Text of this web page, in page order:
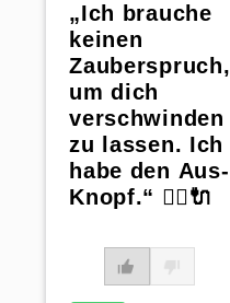
„Ich brauche
keinen
Zauberspruch,
um dich
verschwinden
zu lassen. Ich
habe den Aus-
Knopf.“ 🧙‍♀️🔌